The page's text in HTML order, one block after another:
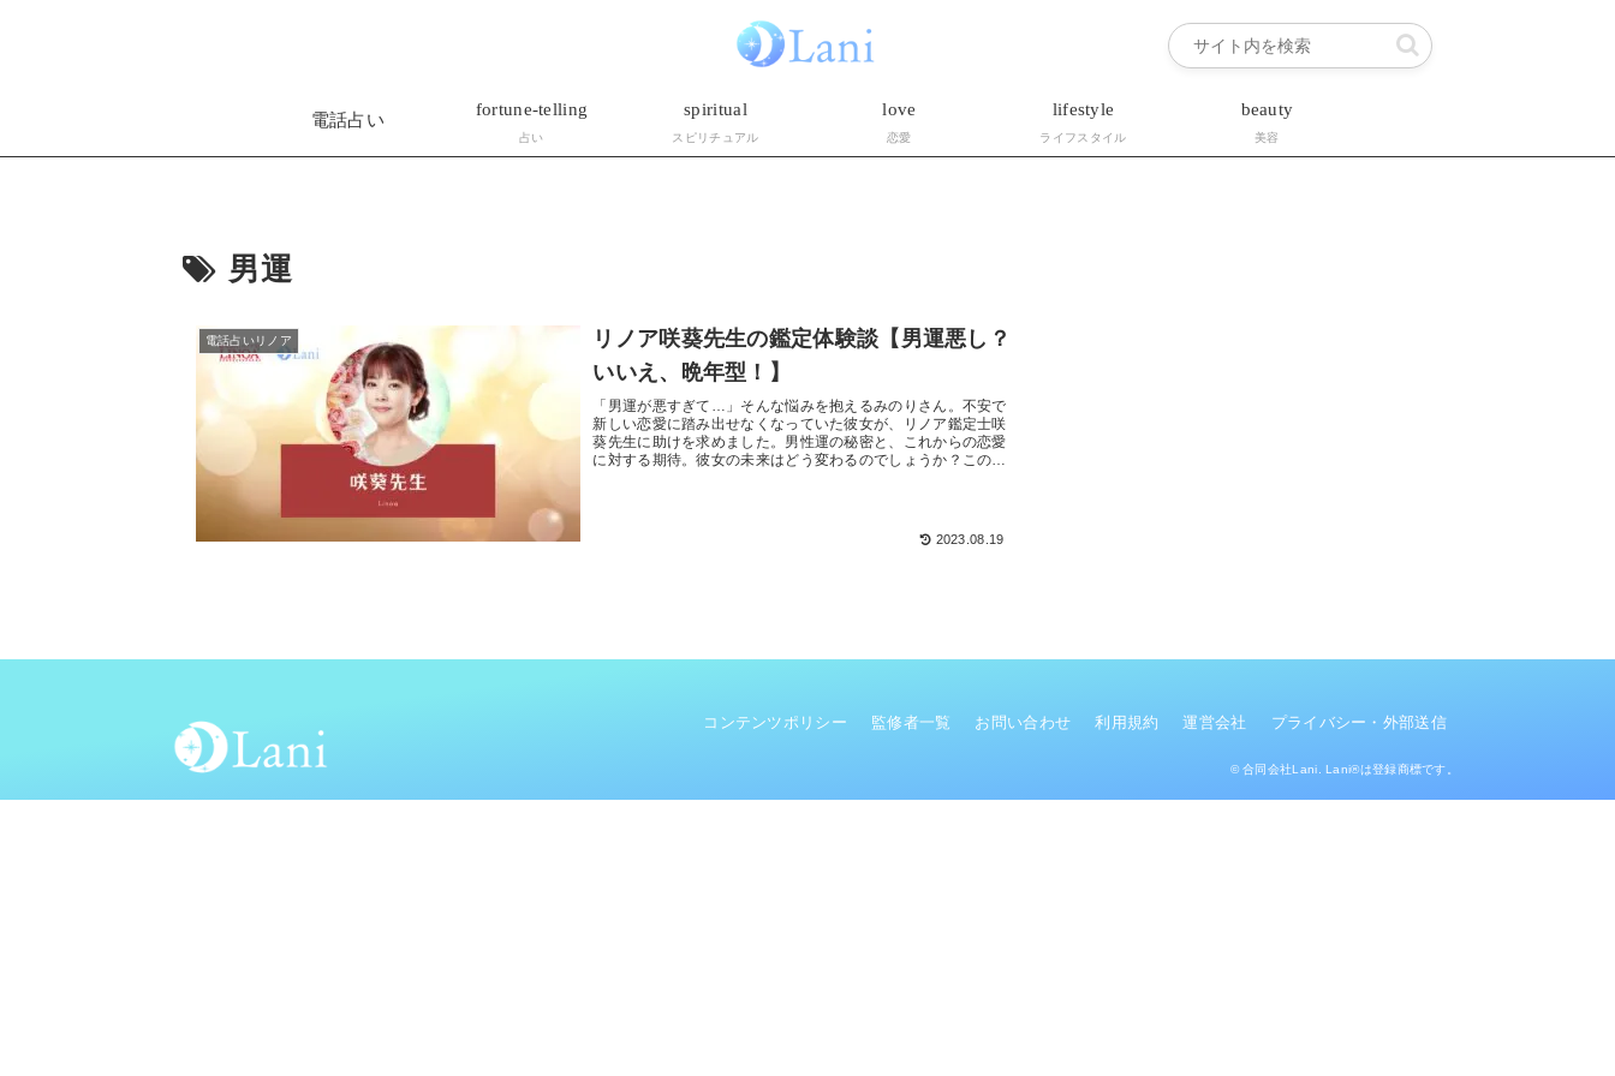
電話占い
fortune-telling
占い
spiritual
スピリチュアル
love
恋愛
lifestyle
ライフスタイル
beauty
美容
男運
電話占いリノア
リノア咲葵先生の鑑定体験談【男運悪し？
いいえ、晩年型！】
「男運が悪すぎて…」そんな悩みを抱えるみのりさん。不安で
新しい恋愛に踏み出せなくなっていた彼女が、リノア鑑定士咲
葵先生に助けを求めました。男性運の秘密と、これからの恋愛
に対する期待。彼女の未来はどう変わるのでしょうか？この鑑
2023.08.19
コンテンツポリシー 監修者一覧 お問い合わせ 利用規約 運営会社 プライバシー・外部送信
© 合同会社Lani. Lani®は登録商標です。